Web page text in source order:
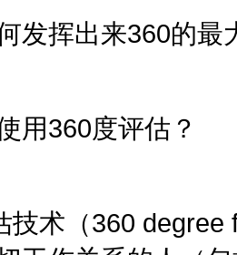
发挥出来360的最
用360度评估 ？
技术（360 degree